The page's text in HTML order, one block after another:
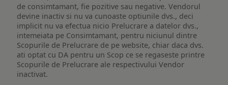
de consimtamant, fie pozitive sau negative. Vendorul
devine inactiv si nu va cunoaste optiunile dvs., deci
implicit nu va efectua nicio Prelucrare a datelor dvs.,
intemeiata pe Consimtamant, pentru niciunul dintre
Scopurile de Prelucrare de pe website, chiar daca dvs.
ati optat cu DA pentru un Scop ce se regaseste printre
Scopurile de Prelucrare ale respectivului Vendor
inactivat.